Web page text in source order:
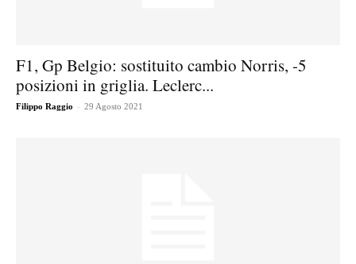
F1, Gp Belgio: sostituito cambio Norris, -5
posizioni in griglia. Leclerc...
Filippo Raggio - 29 Agosto 2021